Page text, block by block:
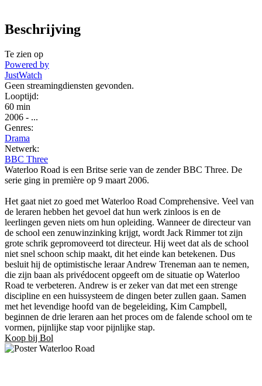
Beschrijving
Te zien op
Powered by
JustWatch
Geen streamingdiensten gevonden.
Looptijd:
60 min
2006 - ...
Genres:
Drama
Netwerk:
BBC Three
Waterloo Road is een Britse serie van de zender BBC Three. De
serie ging in première op 9 maart 2006.
Het gaat niet zo goed met Waterloo Road Comprehensive. Veel van
de leraren hebben het gevoel dat hun werk zinloos is en de
leerlingen geven niets om hun opleiding. Wanneer de directeur van
de school een zenuwinzinking krijgt, wordt Jack Rimmer tot zijn
grote schrik gepromoveerd tot directeur. Hij weet dat als de school
niet snel schoon schip maakt, dit het einde kan betekenen. Dus
besluit hij de optimistische leraar Andrew Treneman aan te nemen,
die zijn baan als privédocent opgeeft om de situatie op Waterloo
Road te verbeteren. Andrew is er zeker van dat met een strenge
discipline en een huissysteem de dingen beter zullen gaan. Samen
met het levendige hoofd van de begeleiding, Kim Campbell,
beginnen de drie leraren aan het proces om de falende school om te
vormen, pijnlijke stap voor pijnlijke stap.
Koop bij Bol